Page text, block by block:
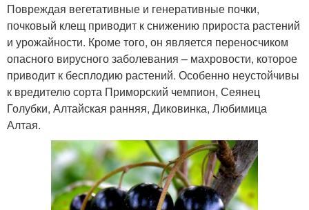
Повреждая вегетативные и генеративные почки,
почковый клещ приводит к снижению прироста растений
и урожайности. Кроме того, он является переносчиком
опасного вирусного заболевания – махровости, которое
приводит к бесплодию растений. Особенно неустойчивы
к вредителю сорта Приморский чемпион, Сеянец
Голубки, Алтайская ранняя, Диковинка, Любимица
Алтая.